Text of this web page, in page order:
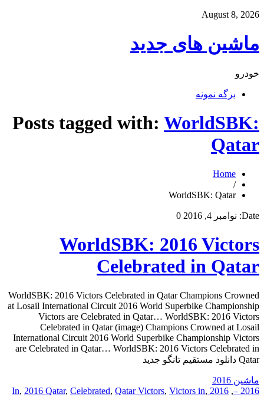
August 8, 2026
ماشین های جدید
خودرو
برگه نمونه
Posts tagged with: WorldSBK:
Qatar
Home
/
WorldSBK: Qatar
Date: نوامبر 4, 2016 0
WorldSBK: 2016 Victors
Celebrated in Qatar
WorldSBK: 2016 Victors Celebrated in Qatar Champions Crowned
at Losail International Circuit 2016 World Superbike Championship
Victors are Celebrated in Qatar… WorldSBK: 2016 Victors
Celebrated in Qatar (image) Champions Crowned at Losail
International Circuit 2016 World Superbike Championship Victors
are Celebrated in Qatar… WorldSBK: 2016 Victors Celebrated in
Qatar دانلود مستقیم تانگو جدید
ماشین 2016
2016 –
,
2016 In
, 2016 Qatar, Celebrated, Qatar Victors, Victors in,